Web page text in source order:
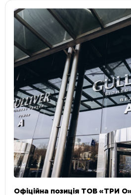
Офіційна позиція ТОВ «ТРИ